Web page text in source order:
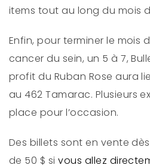
items tout au long du mois
Enfin, pour terminer le mois
cancer du sein, un 5 à 7,
profit du Ruban Rose aura
au 462 Tamarac. Plusieurs
place pour l’occasion.
Des billets sont en vente
de 50 $ sivous allez